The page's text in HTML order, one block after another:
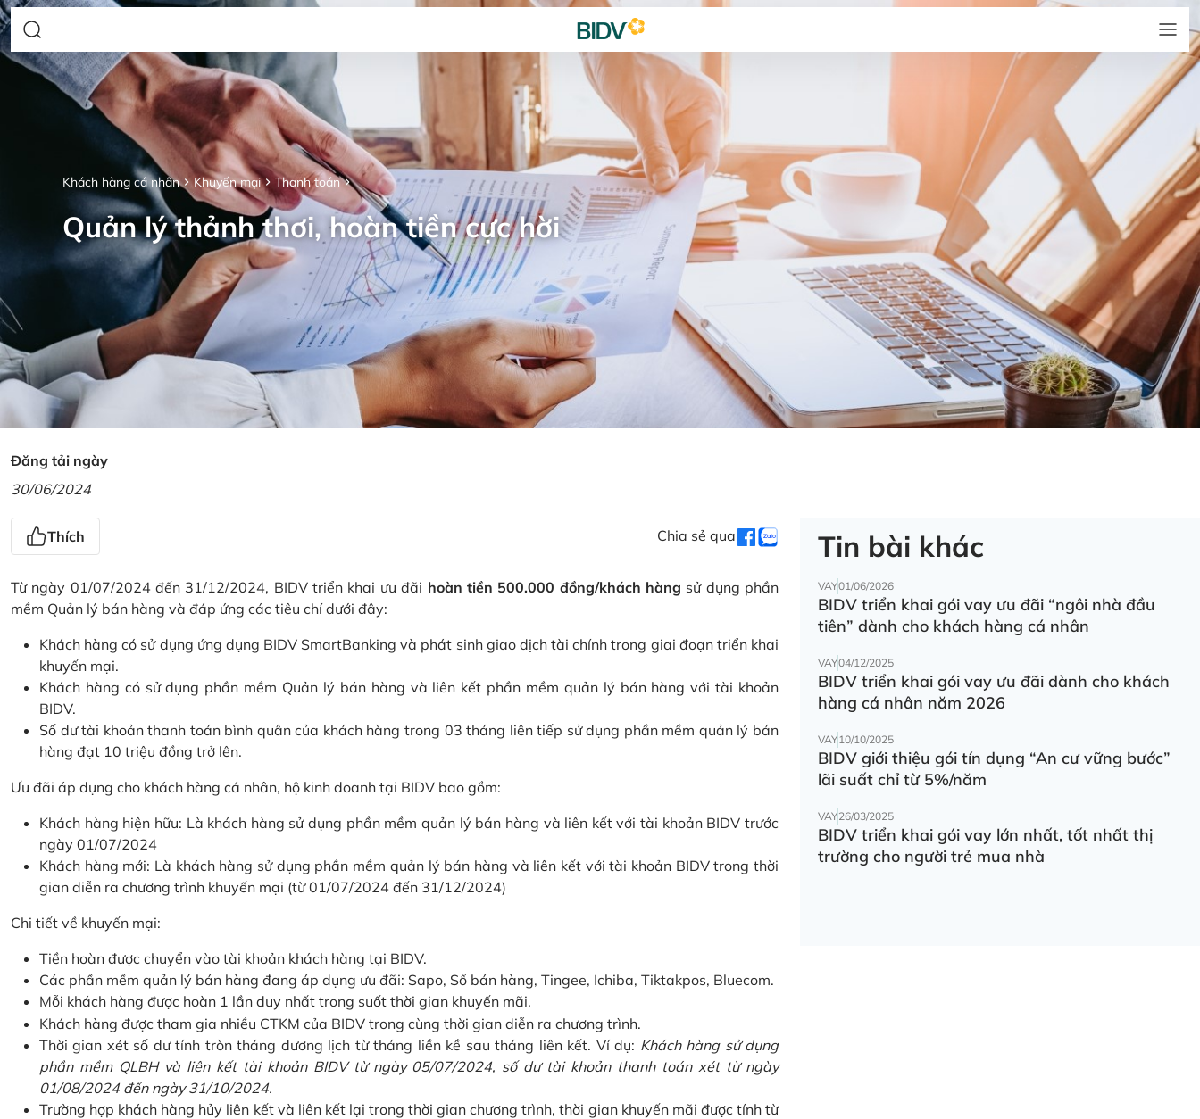
Khách hàng cá nhân Khuyến mại Thanh toán
Quản lý thảnh thơi, hoàn tiền cực hời
Đăng tải ngày
30/06/2024
Thích Chia sẻ qua
Từ ngày 01/07/2024 đến 31/12/2024, BIDV triển khai ưu đãi hoàn tiền 500.000 đồng/khách hàng sử dụng phần
mềm Quản lý bán hàng và đáp ứng các tiêu chí dưới đây:
Khách hàng có sử dụng ứng dụng BIDV SmartBanking và phát sinh giao dịch tài chính trong giai đoạn triển khai
khuyến mại.
Khách hàng có sử dụng phần mềm Quản lý bán hàng và liên kết phần mềm quản lý bán hàng với tài khoản
BIDV.
Số dư tài khoản thanh toán bình quân của khách hàng trong 03 tháng liên tiếp sử dụng phần mềm quản lý bán
hàng đạt 10 triệu đồng trở lên.
Ưu đãi áp dụng cho khách hàng cá nhân, hộ kinh doanh tại BIDV bao gồm:
Khách hàng hiện hữu: Là khách hàng sử dụng phần mềm quản lý bán hàng và liên kết với tài khoản BIDV trước
ngày 01/07/2024
Khách hàng mới: Là khách hàng sử dụng phần mềm quản lý bán hàng và liên kết với tài khoản BIDV trong thời
gian diễn ra chương trình khuyến mại (từ 01/07/2024 đến 31/12/2024)
Chi tiết về khuyến mại:
Tiền hoàn được chuyển vào tài khoản khách hàng tại BIDV.
Các phần mềm quản lý bán hàng đang áp dụng ưu đãi: Sapo, Sổ bán hàng, Tingee, Ichiba, Tiktakpos, Bluecom.
Mỗi khách hàng được hoàn 1 lần duy nhất trong suốt thời gian khuyến mãi.
Khách hàng được tham gia nhiều CTKM của BIDV trong cùng thời gian diễn ra chương trình.
Thời gian xét số dư tính tròn tháng dương lịch từ tháng liền kề sau tháng liên kết. Ví dụ: Khách hàng sử dụng
phần mềm QLBH và liên kết tài khoản BIDV từ ngày 05/07/2024, số dư tài khoản thanh toán xét từ ngày
01/08/2024 đến ngày 31/10/2024.
Trường hợp khách hàng hủy liên kết và liên kết lại trong thời gian chương trình, thời gian khuyến mãi được tính từ
Tin bài khác
VAY01/06/2026
BIDV triển khai gói vay ưu đãi “ngôi nhà đầu
tiên” dành cho khách hàng cá nhân
VAY04/12/2025
BIDV triển khai gói vay ưu đãi dành cho khách
hàng cá nhân năm 2026
VAY10/10/2025
BIDV giới thiệu gói tín dụng “An cư vững bước”
lãi suất chỉ từ 5%/năm
VAY26/03/2025
BIDV triển khai gói vay lớn nhất, tốt nhất thị
trường cho người trẻ mua nhà